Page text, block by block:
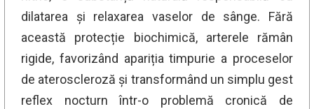
dilatarea și relaxarea vaselor de sânge. Fără
această protecție biochimică, arterele rămân
rigide, favorizând apariția timpurie a proceselor
de ateroscleroză și transformând un simplu gest
reflex nocturn într-o problemă cronică de